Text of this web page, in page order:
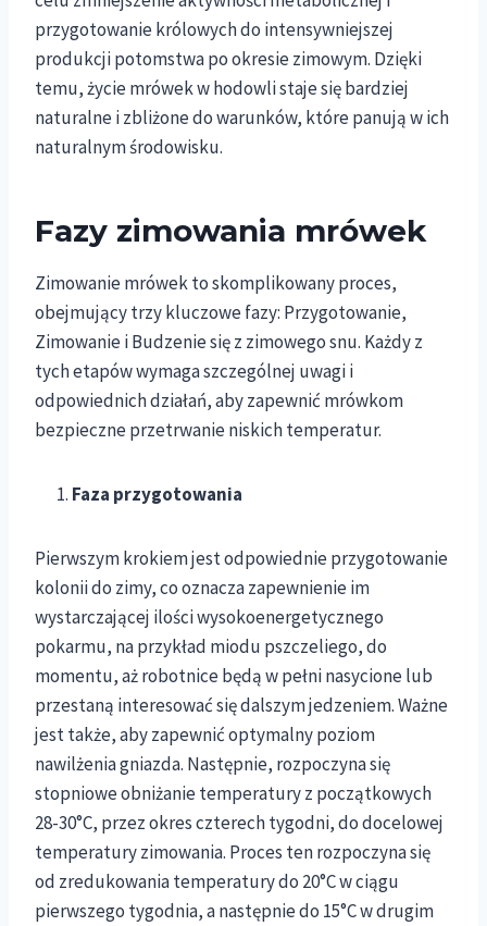
przygotowanie królowych do intensywniejszej
produkcji potomstwa po okresie zimowym. Dzięki
temu, życie mrówek w hodowli staje się bardziej
naturalne i zbliżone do warunków, które panują w ich
naturalnym środowisku.
Fazy zimowania mrówek
Zimowanie mrówek to skomplikowany proces,
obejmujący trzy kluczowe fazy: Przygotowanie,
Zimowanie i Budzenie się z zimowego snu. Każdy z
tych etapów wymaga szczególnej uwagi i
odpowiednich działań, aby zapewnić mrówkom
bezpieczne przetrwanie niskich temperatur.
Faza przygotowania
Pierwszym krokiem jest odpowiednie przygotowanie
kolonii do zimy, co oznacza zapewnienie im
wystarczającej ilości wysokoenergetycznego
pokarmu, na przykład miodu pszczeliego, do
momentu, aż robotnice będą w pełni nasycione lub
przestaną interesować się dalszym jedzeniem. Ważne
jest także, aby zapewnić optymalny poziom
nawilżenia gniazda. Następnie, rozpoczyna się
stopniowe obniżanie temperatury z początkowych
28-30°C, przez okres czterech tygodni, do docelowej
temperatury zimowania. Proces ten rozpoczyna się
od zredukowania temperatury do 20°C w ciągu
pierwszego tygodnia, a następnie do 15°C w drugim